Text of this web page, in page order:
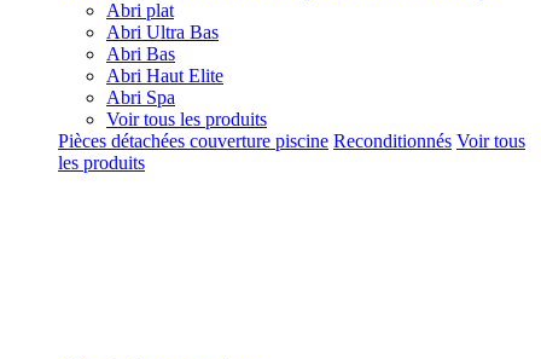
Abri plat
Abri Ultra Bas
Abri Bas
Abri Haut Elite
Abri Spa
Voir tous les produits
Pièces détachées couverture piscine Reconditionnés Voir tous
les produits